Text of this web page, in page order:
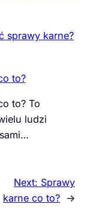
sprawy karne?
to?
to? To
ludzi
Next: Sprawy
karne co to? →